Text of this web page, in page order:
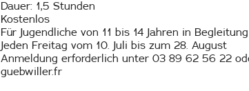
Dauer: 1,5 Stunden
Kostenlos
Für Jugendliche von 11 bis 14 Jahren in
Jeden Freitag vom 10. Juli bis zum 28. August
Anmeldung erforderlich unter 03 89 62 56 22
guebwiller.fr